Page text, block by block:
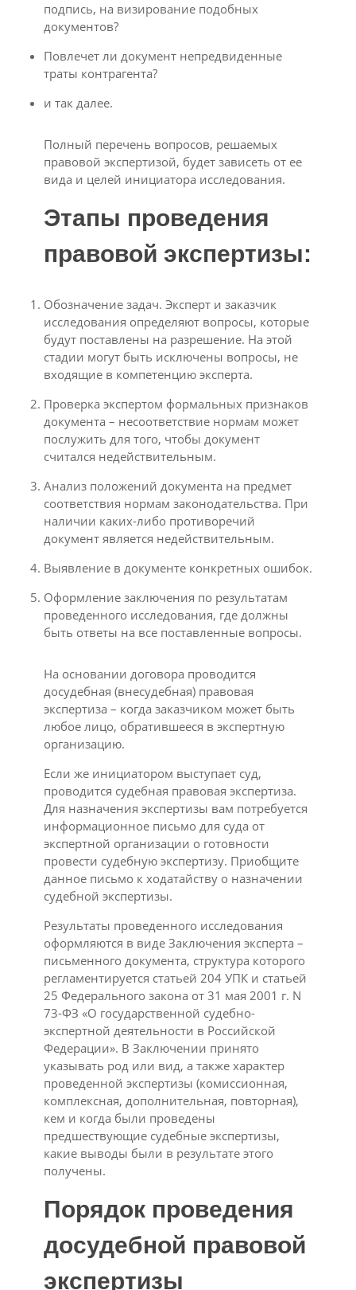
подпись, на визирование подобных
документов?
Повлечет ли документ непредвиденные
траты контрагента?
и так далее.
Полный перечень вопросов, решаемых
правовой экспертизой, будет зависеть от ее
вида и целей инициатора исследования.
Этапы проведения
правовой экспертизы:
Обозначение задач. Эксперт и заказчик
исследования определяют вопросы, которые
будут поставлены на разрешение. На этой
стадии могут быть исключены вопросы, не
входящие в компетенцию эксперта.
Проверка экспертом формальных признаков
документа – несоответствие нормам может
послужить для того, чтобы документ
считался недействительным.
Анализ положений документа на предмет
соответствия нормам законодательства. При
наличии каких-либо противоречий
документ является недействительным.
Выявление в документе конкретных ошибок.
Оформление заключения по результатам
проведенного исследования, где должны
быть ответы на все поставленные вопросы.
На основании договора проводится
досудебная (внесудебная) правовая
экспертиза – когда заказчиком может быть
любое лицо, обратившееся в экспертную
организацию.
Если же инициатором выступает суд,
проводится судебная правовая экспертиза.
Для назначения экспертизы вам потребуется
информационное письмо для суда от
экспертной организации о готовности
провести судебную экспертизу. Приобщите
данное письмо к ходатайству о назначении
судебной экспертизы.
Результаты проведенного исследования
оформляются в виде Заключения эксперта –
письменного документа, структура которого
регламентируется статьей 204 УПК и статьей
25 Федерального закона от 31 мая 2001 г. N
73-ФЗ «О государственной судебно-
экспертной деятельности в Российской
Федерации». В Заключении принято
указывать род или вид, а также характер
проведенной экспертизы (комиссионная,
комплексная, дополнительная, повторная),
кем и когда были проведены
предшествующие судебные экспертизы,
какие выводы были в результате этого
получены.
Порядок проведения
досудебной правовой
экспертизы